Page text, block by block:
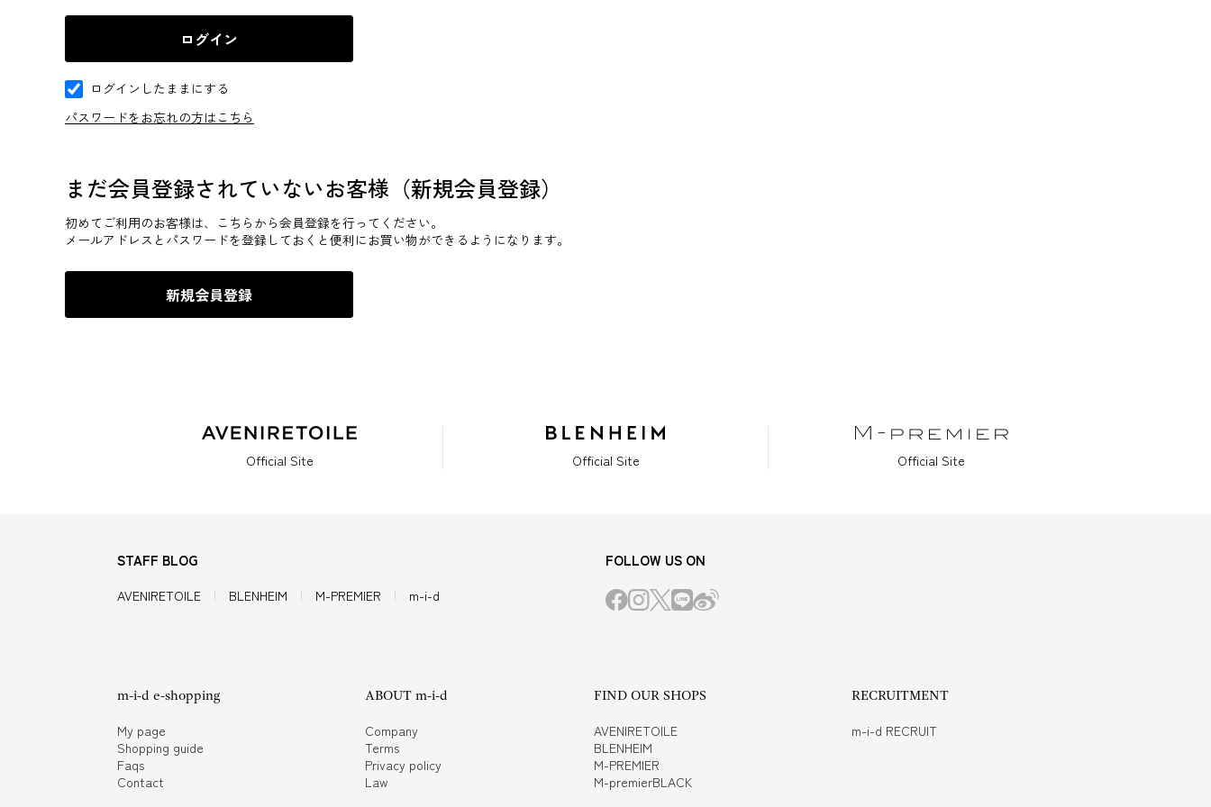
ログインしたままにする
パスワードをお忘れの方はこちら
まだ会員登録されていないお客様 （新規会員登録）
初めてご利用のお客様は、こちらから会員登録を行ってください。
メールアドレスとパスワードを登録しておくと便利にお買い物ができるようになります。
Official Site Official Site Official Site
STAFF BLOG
AVENIRETOILE BLENHEIM M-PREMIER m-i-d
FOLLOW US ON
m-i-d e-shopping
My page
Shopping guide
Faqs
Contact
ABOUT m-i-d
Company
Terms
Privacy policy
Law
FIND OUR SHOPS
AVENIRETOILE
BLENHEIM
M-PREMIER
M-premierBLACK
RECRUITMENT
m-i-d RECRUIT